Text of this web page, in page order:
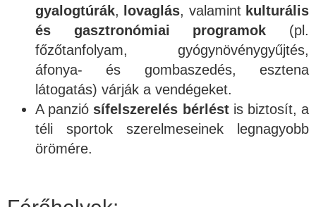
gyalogtúrák, lovaglás, valamint kulturális
és gasztronómiai programok (pl.
főzőtanfolyam, gyógynövénygyűjtés,
áfonya- és gombaszedés, esztena
látogatás) várják a vendégeket.
A panzió sífelszerelés bérléstis biztosít, a
téli sportok szerelmeseinek legnagyobb
örömére.